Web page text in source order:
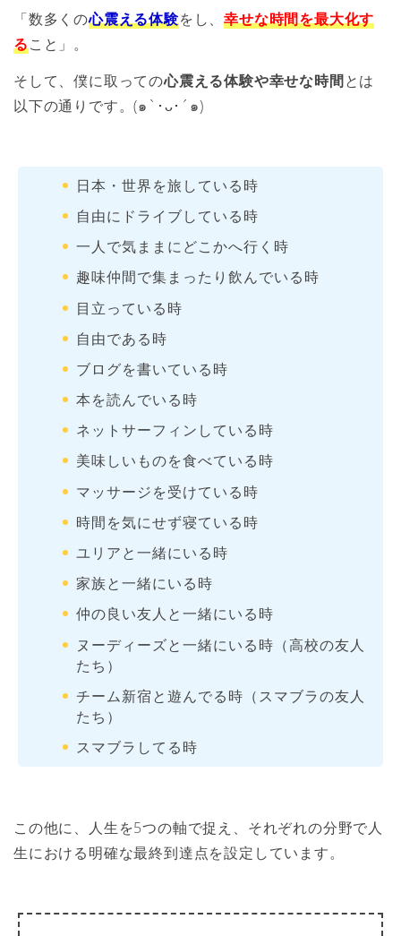
「数多くの心震える体験をし、幸せな時間を最大化す
ること」。
そして、僕に取っての心震える体験や幸せな時間とは
以下の通りです。(๑`･ᴗ･´๑)‬
日本・世界を旅している時
自由にドライブしている時
一人で気ままにどこかへ行く時
趣味仲間で集まったり飲んでいる時
目立っている時
自由である時
ブログを書いている時
本を読んでいる時
ネットサーフィンしている時
美味しいものを食べている時
マッサージを受けている時
時間を気にせず寝ている時
ユリアと一緒にいる時
家族と一緒にいる時
仲の良い友人と一緒にいる時
ヌーディーズと一緒にいる時（高校の友人
たち）
チーム新宿と遊んでる時（スマブラの友人
たち）
スマブラしてる時
この他に、人生を5つの軸で捉え、それぞれの分野で人
生における明確な最終到達点を設定しています。